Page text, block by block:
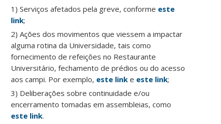
1) Serviços afetados pela greve, conforme este
link;
2) Ações dos movimentos que viessem a impactar
alguma rotina da Universidade, tais como
fornecimento de refeições no Restaurante
Universitário, fechamento de prédios ou do acesso
aos campi. Por exemplo, este link e este link;
3) Deliberações sobre continuidade e/ou
encerramento tomadas em assembleias, como
este link.